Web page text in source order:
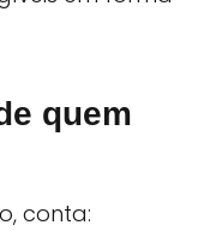
quem
conta: